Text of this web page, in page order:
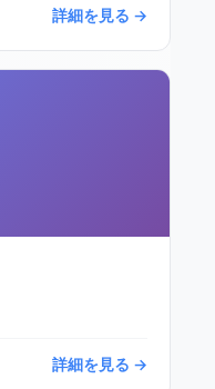
詳細を見る →
詳細を見る →